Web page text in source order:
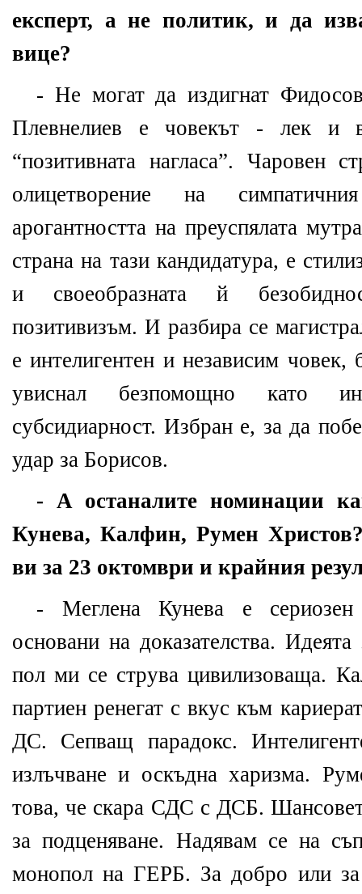
експерт, а не политик, и да
вице?
- Не могат да издигнат
Плевнелиев е човекът - лек и
“позитивната нагласа”. Чаровен
олицетворение на
арогантността на преуспялата
страна на тази кандидатура, е
и своеобразната й
позитивизъм. И разбира се
е интелигентен и независим човек,
увиснал безпомощно като
субсидиарност. Избран е, за да
удар за Борисов.
- А останалите номинации
Кунева, Калфин, Румен
ви за 23 октомври и крайния
- Меглена Кунева e сериозен
основани на доказателства.
пол ми се струва цивилизоваща.
партиен ренегат с вкус към
ДС. Сепващ парадокс.
излъчване и оскъдна харизма.
това, че скара СДС с ДСБ.
за подценяване. Надявам се на
монопол на ГЕРБ. За добро или